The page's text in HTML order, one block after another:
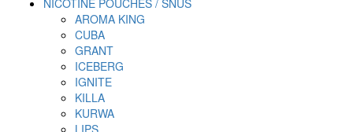
AROMA KING
CUBA
GRANT
ICEBERG
IGNITE
KILLA
KURWA
LIPS